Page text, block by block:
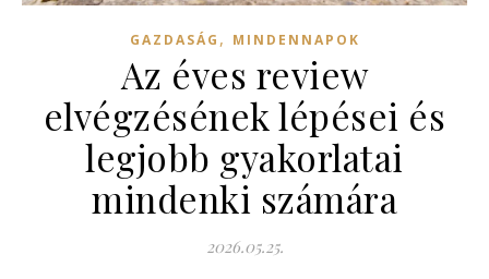
GAZDASÁG , MINDENNAPOK
Az éves review
elvégzésének lépései és
legjobb gyakorlatai
mindenki számára
2026.05.25.